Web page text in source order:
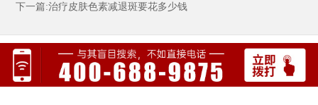
下一篇:治疗皮肤色素减退斑要花多少钱